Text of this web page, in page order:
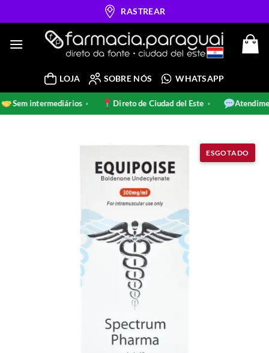
to
RASTREAR
LOJA SOBRE NÓS WHATSAPP
Sem intermediários Direto de Ciudad del Este